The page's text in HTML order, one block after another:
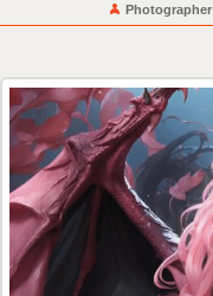
Photographer